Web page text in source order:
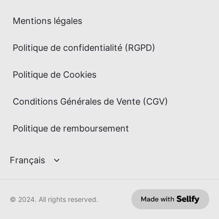
Mentions légales
Politique de confidentialité (RGPD)
Politique de Cookies
Conditions Générales de Vente (CGV)
Politique de remboursement
© 2024. All rights reserved.